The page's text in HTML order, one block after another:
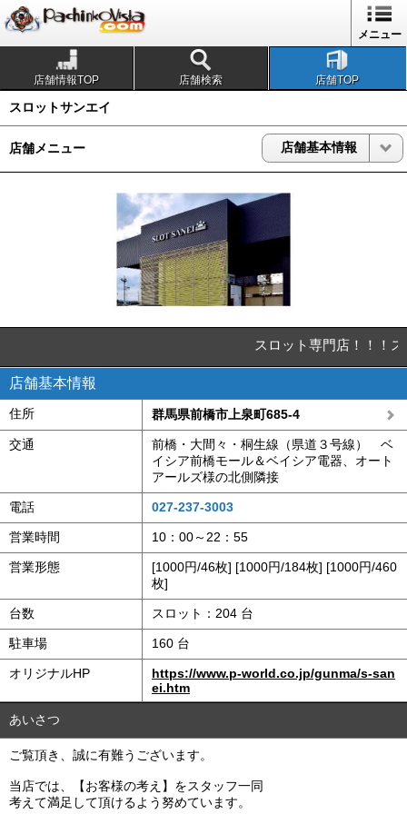
メニュー
店舗情報TOP 店舗検索 店舗TOP
スロットサンエイ
店舗メニュー 店舗基本情報
スロット専門店！！！
店舗基本情報
住所 群馬県前橋市上泉町685-4
交通
前橋・大間々・桐生線（県道３号線） ベ
イシア前橋モール＆ベイシア電器、オート
アールズ様の北側隣接
電話 027-237-3003
営業時間 10：00～22：55
営業形態
[1000円/46枚] [1000円/184枚] [1000円/460
枚]
台数 スロット：204 台
駐車場 160 台
オリジナルHP
https://www.p-world.co.jp/gunma/s-san
ei.htm
あいさつ
ご覧頂き、誠に有難うございます。
当店では、【お客様の考え】をスタッフ一同
考えて満足して頂けるよう努めています。